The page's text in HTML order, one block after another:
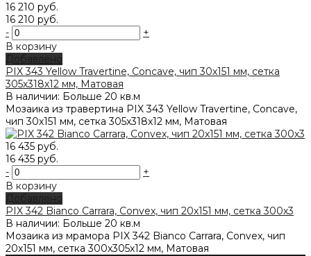
16 210 руб.
16 210 руб.
-
+
В корзину
Добавлено
PIX 343 Yellow Travertine, Concave, чип 30х151 мм, сетка
305х318х12 мм, Матовая
В наличии: Больше 20 кв.м
Мозаика из травертина PIX 343 Yellow Travertine, Concave,
чип 30х151 мм, сетка 305х318х12 мм, Матовая
16 435 руб.
16 435 руб.
-
+
В корзину
Добавлено
PIX 342 Bianco Carrara, Convex, чип 20х151 мм, сетка 300х3
В наличии: Больше 20 кв.м
Мозаика из мрамора PIX 342 Bianco Carrara, Convex, чип
20х151 мм, сетка 300х305х12 мм, Матовая